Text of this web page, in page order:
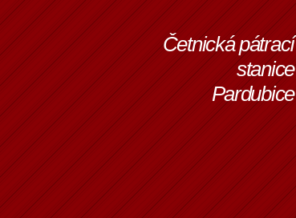
Četnická pátrací
stanice
Pardubice